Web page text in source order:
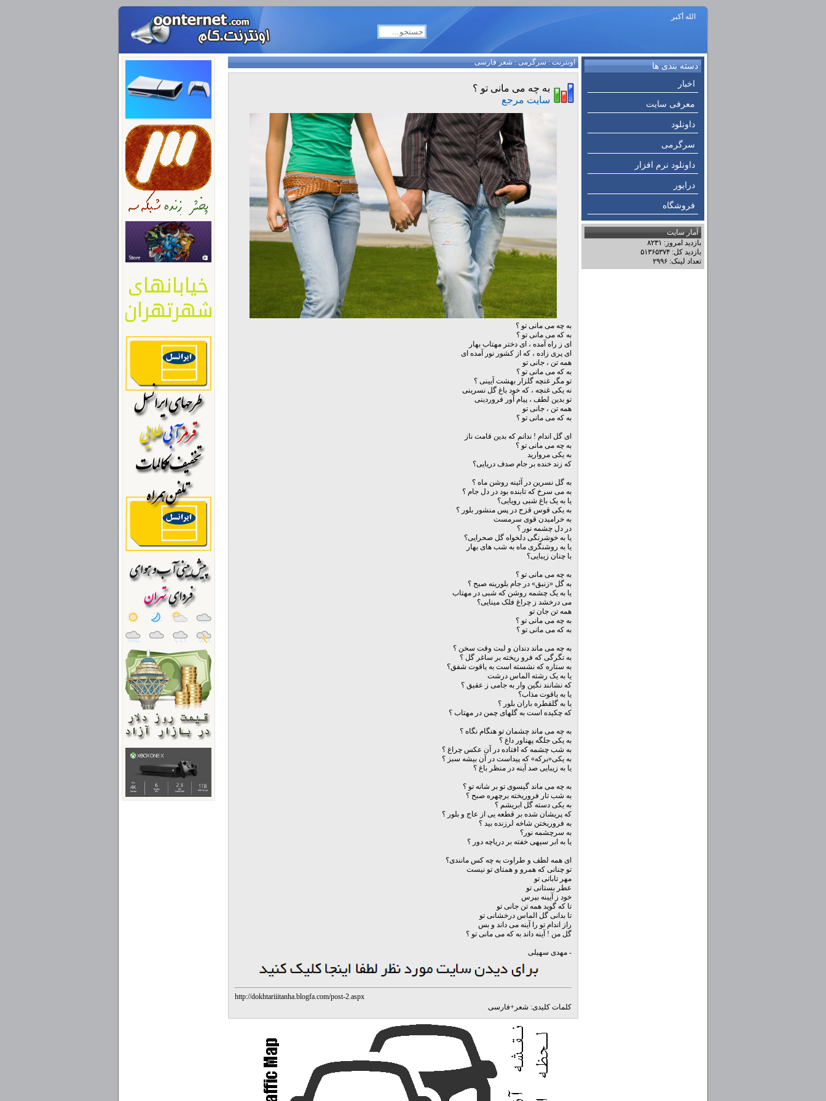
الله أكبر
دسته بندی ها
اخبار
معرفی سایت
داونلود
سرگرمی
داونلود نرم افزار
درایور
فروشگاه
آمار سایت
بازدید امروز: ۸۲۳۱
بازدید کل: ۵۱۳۶۵۳۷۴
تعداد لینک: ۲۹۹۶
اونترنت:سرگرمی:شعر فارسی
به چه می مانی تو ؟
سایت مرجع
به چه می مانی تو ؟
به که می مانی تو ؟
ای ز راه آمده ، ای دختر مهتاب بهار
ای پری زاده ، که از کشور نور آمده ای
همه تن ، جانی تو
به که می مانی تو ؟
تو مگر غنچه گلزار بهشت آیینی ؟
نه یکی غنچه ، که خود باغ گل نسرینی
تو بدین لطف ، پیام آور فروردینی
همه تن ، جانی تو
به که می مانی تو ؟
ای گل اندام ! ندانم که بدین قامت ناز
به چه می مانی تو ؟
به یکی مروارید
که زند خنده بر جام صدف دریایی؟
به گل نسرین در آئینه روشن ماه ؟
به می سرخ که تابنده بود در دل جام ؟
یا به یک باغ شبی رویایی؟
به یکی قوس قزح در پس منشور بلور ؟
به خرامیدن قوی سرمست
در دل چشمه نور ؟
یا به خوشرنگی دلخواه گل صحرایی؟
یا به روشنگری ماه به شب های بهار
با چنان زیبایی؟
به چه می مانی تو ؟
به گل «زنبق» در جام بلورینه صبح ؟
یا به یک چشمه روشن که شبی در مهتاب
می درخشد ز چراغ فلک مینایی؟
همه تن جان تو
به چه می مانی تو ؟
به که می مانی تو ؟
به چه می ماند دندان و لبت وقت سخن ؟
به تگرگی که فرو ریخته بر ساغر گل ؟
به ستاره که نشسته است به یاقوت شفق؟
یا به یک رشته الماس درشت
که نشانند نگین وار به جامی ز عقیق ؟
یا به یاقوت مذاب؟
یا به گلقطره باران بلور ؟
که چکیده است به گلهای چمن در مهتاب ؟
به چه می ماند چشمان تو هنگام نگاه ؟
به یکی جلگه پهناور داغ ؟
به شب چشمه که افتاده در آن عکس چراغ ؟
به یکی«برکه» که پیداست در آن بیشه سبز ؟
یا به زیبایی صد آینه در منظر باغ ؟
به چه می ماند گیسوی تو بر شانه تو ؟
به شب تار فروریخته برچهره صبح ؟
به یکی دسته گل ابریشم ؟
که پریشان شده بر قطعه یی از عاج و بلور ؟
به فروریختن شاخه لرزنده بید ؟
به سرچشمه نور؟
یا به ابر سیهی خفته بر دریاچه دور ؟
ای همه لطف و طراوت به چه کس مانندی؟
تو چنانی که همرو و همتای تو نیست
مهر تابانی تو
عطر بستانی تو
خود ز آیینه بپرس
تا که گوید همه تن جانی تو
تا بدانی گل الماس درخشانی تو
راز اندام تو را آینه می داند و بس
گل من ! آینه داند به که می مانی تو ؟
- مهدی سهیلی
http://dokhtariiitanha.blogfa.com/post-2.aspx
کلمات کلیدی: شعر +فارسی